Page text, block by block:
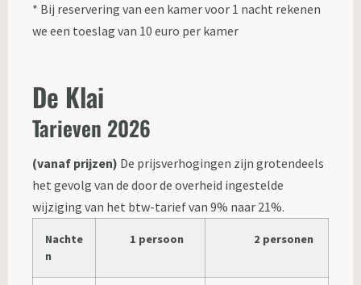
* Bij reservering van een kamer voor 1 nacht rekenen
we een toeslag van 10 euro per kamer
De Klai
Tarieven 2026
(vanaf prijzen) De prijsverhogingen zijn grotendeels
het gevolg van de door de overheid ingestelde
wijziging van het btw-tarief van 9% naar 21%.
Nachte
n
1 persoon 2 personen